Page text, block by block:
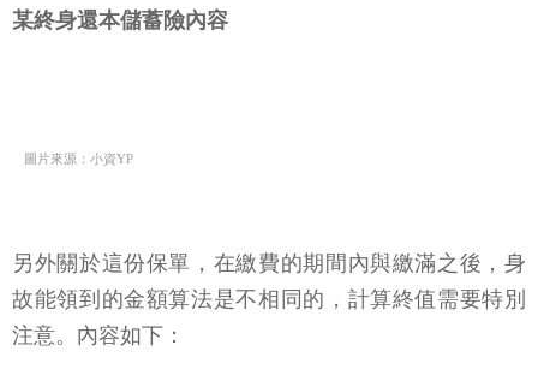
某終身還本儲蓄險內容
圖片來源：小資YP
另外關於這份保單，在繳費的期間內與繳滿之後，身
故能領到的金額算法是不相同的，計算終值需要特別
注意。內容如下：